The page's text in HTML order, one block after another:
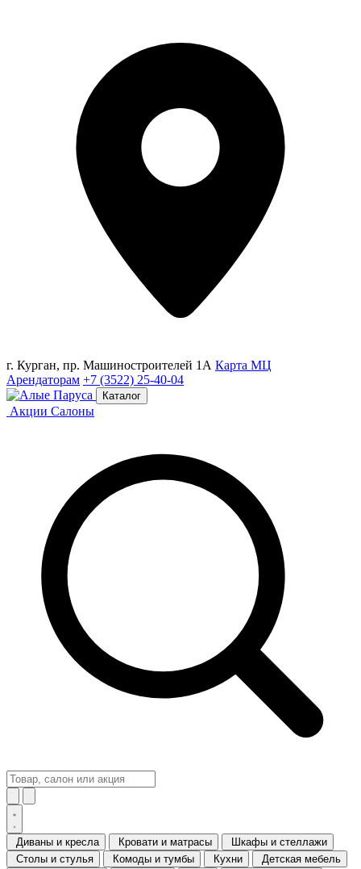
г. Курган, пр. Машиностроителей 1А Карта МЦ
Арендаторам +7 (3522) 25-40-04
Каталог
Акции Салоны
Диваны и кресла Кровати и матрасы
Шкафы и стеллажи
Столы и стулья
Комоды и тумбы Кухни
Детская мебель